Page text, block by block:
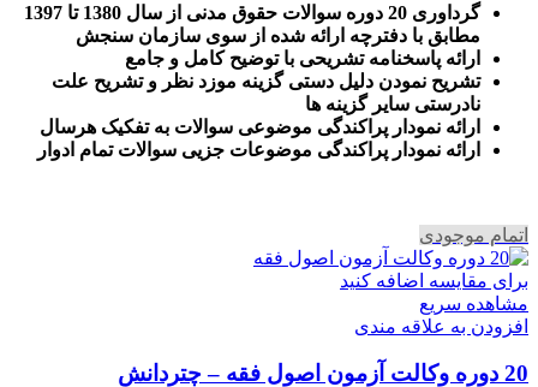
گرداوری 20 دوره سوالات حقوق مدنی از سال 1380 تا 1397
مطابق با دفترچه ارائه شده از سوی سازمان سنجش
ارائه پاسخنامه تشریحی با توضیح کامل و جامع
تشریح نمودن دلیل دستی گزینه موزد نظر و تشریح علت
نادرستی سایر گزینه ها
ارائه نمودار پراکندگی موضوعی سوالات به تفکیک هرسال
رائه نمودار پراکندگی موضوعات جزیی سوالات تمام ادوار
اتمام موجودی
برای مقایسه اضافه کنید
مشاهده سریع
افزودن به علاقه مندی
20 دوره وکالت آزمون اصول فقه – چتردانش